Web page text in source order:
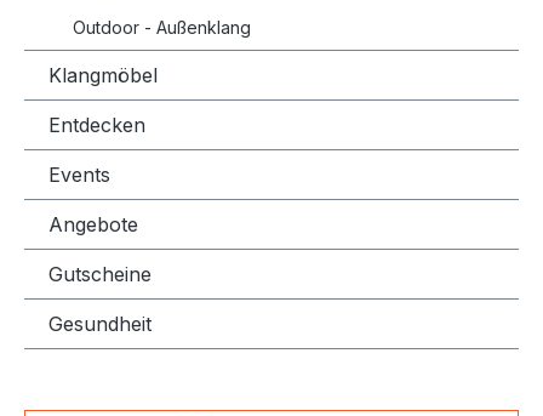
Outdoor - Außenklang
Klangmöbel
Entdecken
Events
Angebote
Gutscheine
Gesundheit